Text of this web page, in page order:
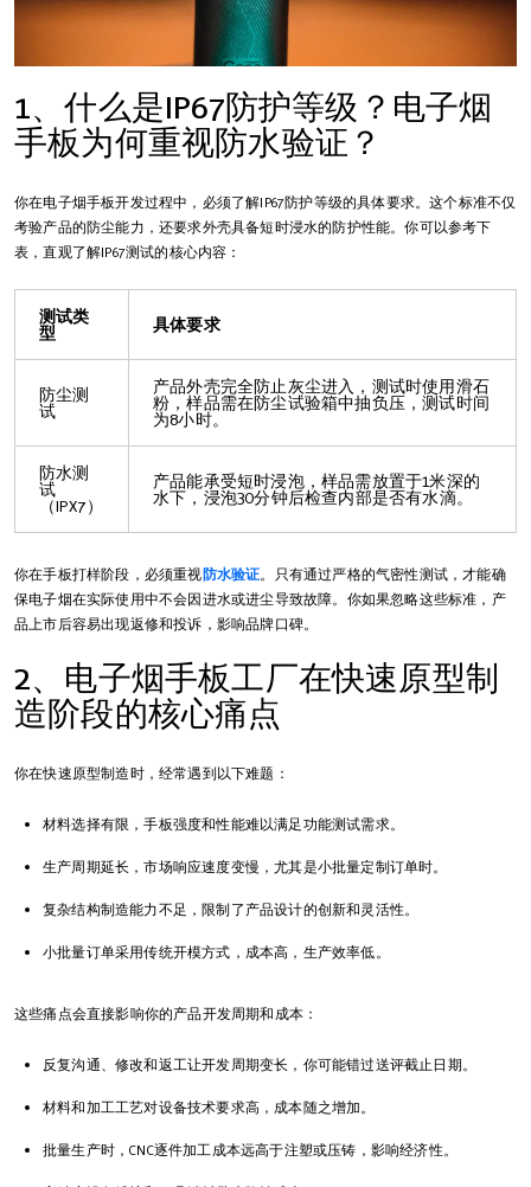
1、什么是IP67防护等级？电子烟
手板为何重视防水验证？
你在电子烟手板开发过程中，必须了解IP67防护等级的具体要求。这个标准不仅
考验产品的防尘能力，还要求外壳具备短时浸水的防护性能。你可以参考下
表，直观了解IP67测试的核心内容：
测试类
型 具体要求
防尘测
试
产品外壳完全防止灰尘进入，测试时使用滑石
粉，样品需在防尘试验箱中抽负压，测试时间
为8小时。
防水测
试
（IPX7）
产品能承受短时浸泡，样品需放置于1米深的
水下，浸泡30分钟后检查内部是否有水滴。
你在手板打样阶段，必须重视防水验证。只有通过严格的气密性测试，才能确
保电子烟在实际使用中不会因进水或进尘导致故障。你如果忽略这些标准，产
品上市后容易出现返修和投诉，影响品牌口碑。
2、电子烟手板工厂在快速原型制
造阶段的核心痛点
你在快速原型制造时，经常遇到以下难题：
材料选择有限，手板强度和性能难以满足功能测试需求。
生产周期延长，市场响应速度变慢，尤其是小批量定制订单时。
复杂结构制造能力不足，限制了产品设计的创新和灵活性。
小批量订单采用传统开模方式，成本高，生产效率低。
这些痛点会直接影响你的产品开发周期和成本：
反复沟通、修改和返工让开发周期变长，你可能错过送评截止日期。
材料和加工工艺对设备技术要求高，成本随之增加。
批量生产时，CNC逐件加工成本远高于注塑或压铸，影响经济性。